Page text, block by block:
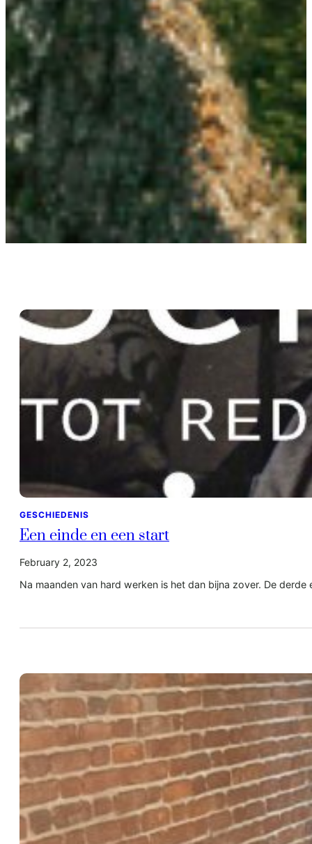
GESCHIEDENIS
Een einde en een start
February 2, 2023
Na maanden van hard werken is het dan bijna zover. De